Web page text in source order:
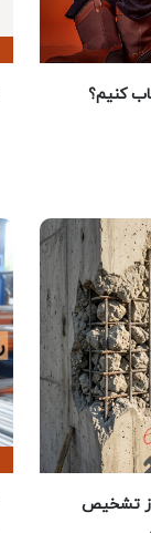
کنیم؟
تشخیص